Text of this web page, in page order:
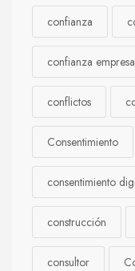
confianza
confianza
conflictos
Consentimiento
consentimiento
construcción
consultor